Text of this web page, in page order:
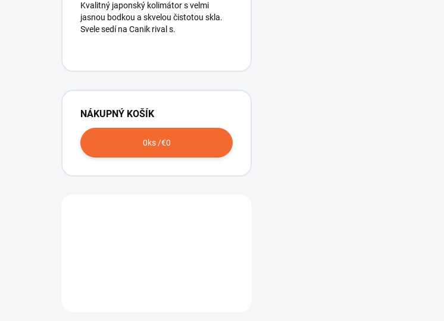
Kvalitný japonský kolimátor s velmi
jasnou bodkou a skvelou čistotou skla.
Svele sedí na Canik rival s.
NÁKUPNÝ KOŠÍK
0ks /€0